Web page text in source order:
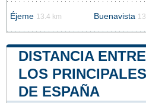
Éjeme 13.4 km Buenavista
DISTANCIA
LOS
DE ESPAÑA